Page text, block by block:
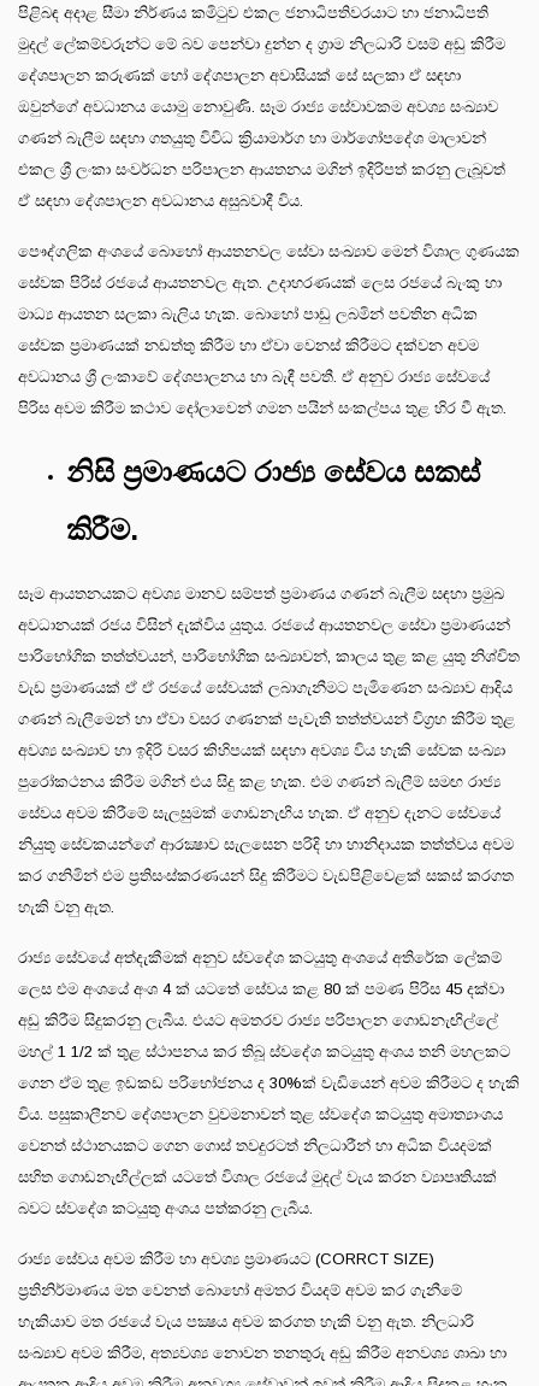
පිළිබඳ අදාළ සීමා නිර්ණය කමිටුව එකල ජනාධිපතිවරයාට හා ජනාධිපති
මුදල් ලේකම්වරුන්ට මේ බව පෙන්වා දුන්න ද ග්‍රාම නිලධාරි වසම් අඩු කිරීම
දේශපාලන කරුණක් හෝ දේශපාලන අවාසියක් සේ සලකා ඒ සඳහා
ඔවුන්ගේ අවධානය යොමු නොවුණි. සෑම රාජ්‍ය සේවාවකම අවශ්‍ය සංඛ්‍යාව
ගණන් බැලීම සඳහා ගතයුතු විවිධ ක්‍රියාමාර්ග හා මාර්ගෝපදේශ මාලාවන්
එකල ශ්‍රී ලංකා සංවර්ධන පරිපාලන ආයතනය මගින් ඉදිරිපත් කරනු ලැබූවත්
ඒ සඳහා දේශපාලන අවධානය අසුබවාදී විය.
පෞද්ගලික අංශයේ බොහෝ ආයතනවල සේවා සංඛ්‍යාව මෙන් විශාල ගුණයක
සේවක පිරිස් රජයේ ආයතනවල ඇත. උදාහරණයක් ලෙස රජයේ බැංකු හා
මාධ්‍ය ආයතන සලකා බැලිය හැක. බොහෝ පාඩු ලබමින් පවතින අධික
සේවක ප්‍රමාණයක් නඩත්තු කිරීම හා ඒවා වෙනස් කිරීමට දක්වන අවම
අවධානය ශ්‍රී ලංකාවේ දේශපාලනය හා බැඳී පවතී. ඒ අනුව රාජ්‍ය සේවයේ
පිරිස අවම කිරීම කථාව දෝලාවෙන් ගමන පයින් සංකල්පය තුළ හිර වී ඇත.
නිසි ප්‍රමාණයට රාජ්‍ය සේවය සකස්
කිරීම.
සෑම ආයතනයකට අවශ්‍ය මානව සම්පත් ප්‍රමාණය ගණන් බැලීම සඳහා ප්‍රමුඛ
අවධානයක් රජය විසින් දැක්විය යුතුය. රජයේ ආයතනවල සේවා ප්‍රමාණයන්
පාරිභෝගික තත්ත්වයන්, පාරිභෝගික සංඛ්‍යාවන්, කාලය තුළ කළ යුතු නිශ්චිත
වැඩ ප්‍රමාණයක් ඒ ඒ රජයේ සේවයක් ලබාගැනීමට පැමිණෙන සංඛ්‍යාව ආදිය
ගණන් බැලීමෙන් හා ඒවා වසර ගණනක් පැවැති තත්ත්වයන් විග්‍රහ කිරීම තුළ
අවශ්‍ය සංඛ්‍යාව හා ඉදිරි වසර කිහිපයක් සඳහා අවශ්‍ය විය හැකි සේවක සංඛ්‍යා
පුරෝකථනය කිරීම මගින් එය සිදු කළ හැක. එම ගණන් බැලීම් සමඟ රාජ්‍ය
සේවය අවම කිරීමේ සැලසුමක් ගොඩනැඟිය හැක. ඒ අනුව දැනට සේවයේ
නියුතු සේවකයන්ගේ ආරක්‍ෂාව සැලසෙන පරිදි හා හානිදායක තත්ත්වය අවම
කර ගනිමින් එම ප්‍රතිසංස්කරණයන් සිදු කිරීමට වැඩපිළිවෙළක් සකස් කරගත
හැකි වනු ඇත.
රාජ්‍ය සේවයේ අත්දැකීමක් අනුව ස්වදේශ කටයුතු අංශයේ අතිරේක ලේකම්
ලෙස එම අංශයේ අංශ 4 ක් යටතේ සේවය කළ 80 ක් පමණ පිරිස 45 දක්වා
අඩු කිරීම සිදුකරනු ලැබීය. එයට අමතරව රාජ්‍ය පරිපාලන ගොඩනැඟිල්ලේ
මහල් 1 1/2 ක් තුළ ස්ථාපනය කර තිබූ ස්වදේශ කටයුතු අංශය තනි මහලකට
ගෙන ඒම තුළ ඉඩකඩ පරිභෝජනය ද 30%ක් වැඩියෙන් අවම කිරීමට ද හැකි
විය. පසුකාලීනව දේශපාලන වුවමනාවන් තුළ ස්වදේශ කටයුතු අමාත්‍යාංශය
වෙනත් ස්ථානයකට ගෙන ගොස් තවදුරටත් නිලධාරීන් හා අධික වියදමක්
සහිත ගොඩනැඟිල්ලක් යටතේ විශාල රජයේ මුදල් වැය කරන ව්‍යාපෘතියක්
බවට ස්වදේශ කටයුතු අංශය පත්කරනු ලැබීය.
රාජ්‍ය සේවය අවම කිරීම හා අවශ්‍ය ප්‍රමාණයට (CORRCT SIZE)
ප්‍රතිනිර්මාණය මත වෙනත් බොහෝ අමතර වියදම් අවම කර ගැනීමේ
හැකියාව මත රජයේ වැය පක්‍ෂය අවම කරගත හැකි වනු ඇත. නිලධාරි
සංඛ්‍යාව අවම කිරීම, අත්‍යවශ්‍ය නොවන තනතුරු අඩු කිරීම අනවශ්‍ය ශාඛා හා